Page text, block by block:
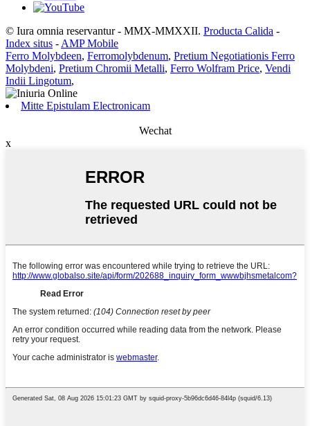
© Iura omnia reservantur - MMX-MMXXII. Producta Calida -
Index situs - AMP Mobile
Ferro Molybdeen, Ferromolybdenum, Pretium Negotiationis Ferro
Molybdeni, Pretium Chromii Metalli, Ferro Wolfram Price, Vendi
Indii Lingotum,
Mitte Epistulam Electronicam
Wechat
x